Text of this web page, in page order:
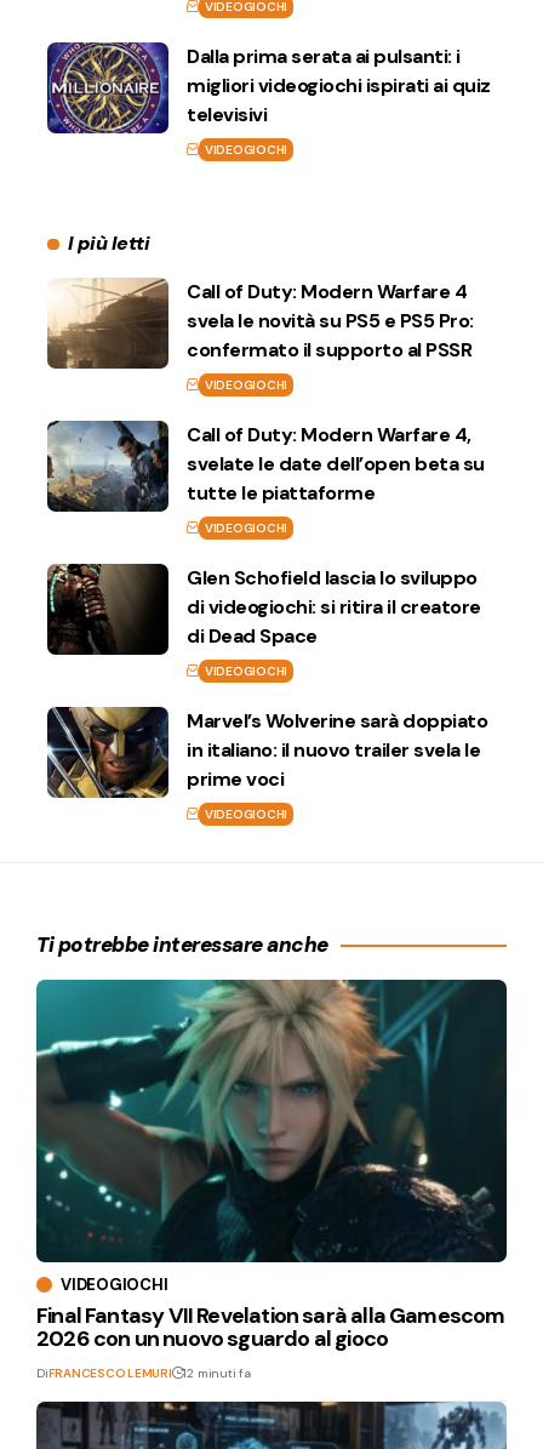
VIDEOGIOCHI
Dalla prima serata ai pulsanti: i
migliori videogiochi ispirati ai quiz
televisivi
VIDEOGIOCHI
I più letti
Call of Duty: Modern Warfare 4
svela le novità su PS5 e PS5 Pro:
confermato il supporto al PSSR
VIDEOGIOCHI
Call of Duty: Modern Warfare 4,
svelate le date dell’open beta su
tutte le piattaforme
VIDEOGIOCHI
Glen Schofield lascia lo sviluppo
di videogiochi: si ritira il creatore
di Dead Space
VIDEOGIOCHI
Marvel’s Wolverine sarà doppiato
in italiano: il nuovo trailer svela le
prime voci
VIDEOGIOCHI
Ti potrebbe interessare anche
VIDEOGIOCHI
Final Fantasy VII Revelation sarà alla Gamescom
2026 con un nuovo sguardo al gioco
DiFRANCESCO LEMURI 12 minuti fa